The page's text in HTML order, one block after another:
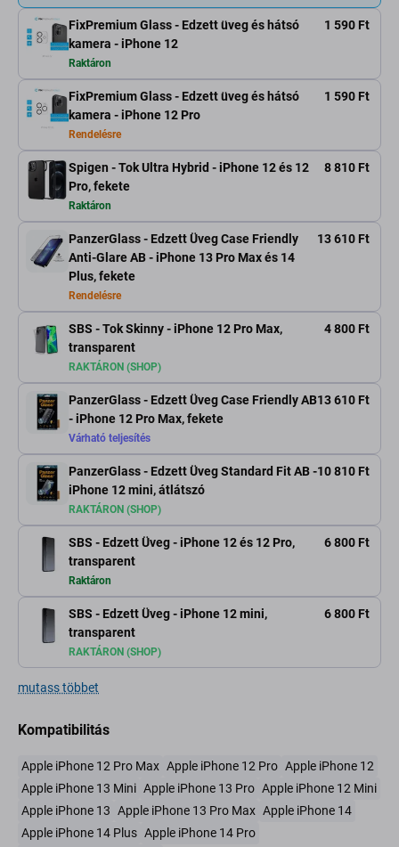
FixPremium Glass - Edzett üveg és hátsó
kamera - iPhone 12
1 590 Ft
Raktáron
FixPremium Glass - Edzett üveg és hátsó
kamera - iPhone 12 Pro
1 590 Ft
Rendelésre
Spigen - Tok Ultra Hybrid - iPhone 12 és 12
Pro, fekete
8 810 Ft
Raktáron
PanzerGlass - Edzett Üveg Case Friendly
Anti-Glare AB - iPhone 13 Pro Max és 14
Plus, fekete
13 610 Ft
Rendelésre
SBS - Tok Skinny - iPhone 12 Pro Max,
transparent
4 800 Ft
RAKTÁRON (SHOP)
PanzerGlass - Edzett Üveg Case Friendly AB
- iPhone 12 Pro Max, fekete
13 610 Ft
Várható teljesítés
PanzerGlass - Edzett Üveg Standard Fit AB -
iPhone 12 mini, átlátszó
10 810 Ft
RAKTÁRON (SHOP)
SBS - Edzett Üveg - iPhone 12 és 12 Pro,
transparent
6 800 Ft
Raktáron
SBS - Edzett Üveg - iPhone 12 mini,
transparent
6 800 Ft
RAKTÁRON (SHOP)
mutass többet
Kompatibilitás
Apple iPhone 12 Pro Max Apple iPhone 12 Pro Apple iPhone 12
Apple iPhone 13 Mini Apple iPhone 13 Pro Apple iPhone 12 Mini
Apple iPhone 13 Apple iPhone 13 Pro Max Apple iPhone 14
Apple iPhone 14 Plus Apple iPhone 14 Pro